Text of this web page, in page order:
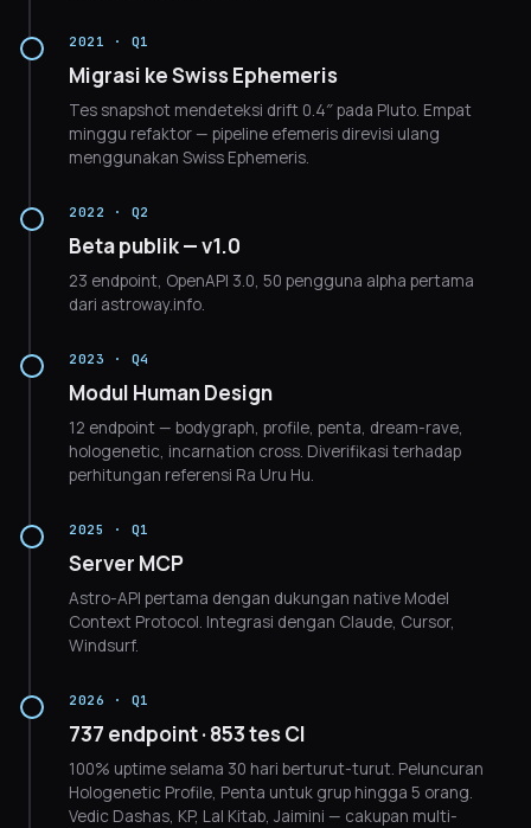
2021 · Q1
Migrasi ke Swiss Ephemeris
Tes snapshot mendeteksi drift 0.4″ pada Pluto. Empat
minggu refaktor — pipeline efemeris direvisi ulang
menggunakan Swiss Ephemeris.
2022 · Q2
Beta publik — v1.0
23 endpoint, OpenAPI 3.0, 50 pengguna alpha pertama
dari astroway.info.
2023 · Q4
Modul Human Design
12 endpoint — bodygraph, profile, penta, dream-rave,
hologenetic, incarnation cross. Diverifikasi terhadap
perhitungan referensi Ra Uru Hu.
2025 · Q1
Server MCP
Astro-API pertama dengan dukungan native Model
Context Protocol. Integrasi dengan Claude, Cursor,
Windsurf.
2026 · Q1
737 endpoint · 853 tes CI
100% uptime selama 30 hari berturut-turut. Peluncuran
Hologenetic Profile, Penta untuk grup hingga 5 orang.
Vedic Dashas, KP, Lal Kitab, Jaimini — cakupan multi-